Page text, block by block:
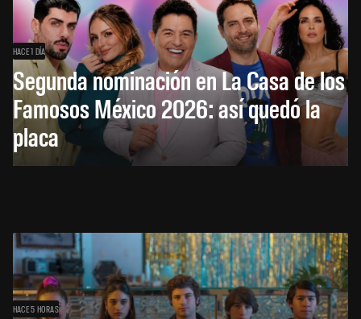
HACE 1 DÍA
Segunda nominación en La Casa de los
Famosos México 2026: así quedó la
placa
HACE 5 HORAS